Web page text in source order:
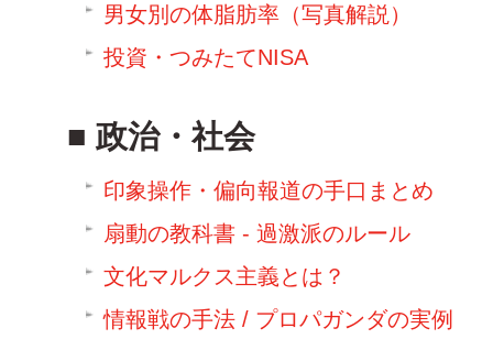
男女別の体脂肪率（写真解説）
投資・つみたてNISA
政治・社会
印象操作・偏向報道の手口まとめ
扇動の教科書 - 過激派のルール
文化マルクス主義とは？
情報戦の手法 / プロパガンダの実例